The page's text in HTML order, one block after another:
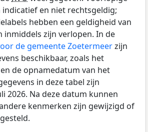
indicatief en niet rechtsgeldig;
hebben een geldigheid van
inmiddels zijn verlopen. In de
de gemeente Zoetermeerzijn
beschikbaar, zoals het
de opnamedatum van het
in deze tabel zijn
2026. Na deze datum kunnen
kenmerken zijn gewijzigd of